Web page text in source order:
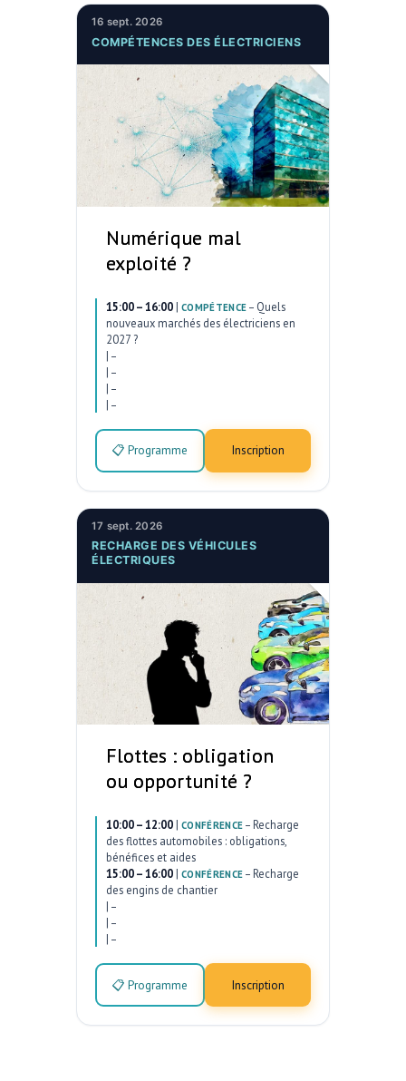
16 sept. 2026
COMPÉTENCES DES ÉLECTRICIENS
Numérique mal
exploité ?
15:00 – 16:00 | COMPÉTENCE – Quels
nouveaux marchés des électriciens en
2027 ?
| –
| –
| –
| –
📋 Programme Inscription
17 sept. 2026
RECHARGE DES VÉHICULES
ÉLECTRIQUES
Flottes : obligation
ou opportunité ?
10:00 – 12:00 | CONFÉRENCE – Recharge
des flottes automobiles : obligations,
bénéfices et aides
15:00 – 16:00 | CONFÉRENCE – Recharge
des engins de chantier
| –
| –
| –
📋 Programme Inscription